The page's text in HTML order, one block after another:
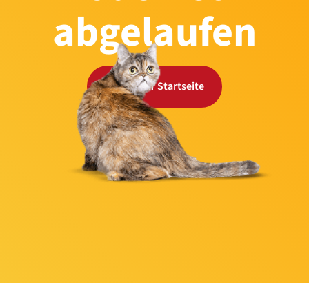
abgelaufen
Zurück zur Startseite